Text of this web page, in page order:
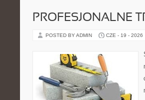
PROFESJONALNE
POSTED BY ADMIN CZE - 19 - 2026